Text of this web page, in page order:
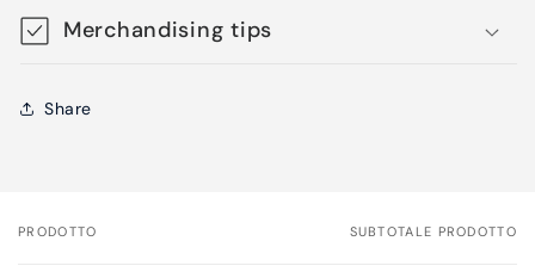
Merchandising tips
Share
Il
PRODOTTO SUBTOTALE PRODOTTO